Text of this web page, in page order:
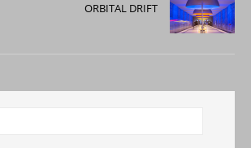
ORBITAL DRIFT